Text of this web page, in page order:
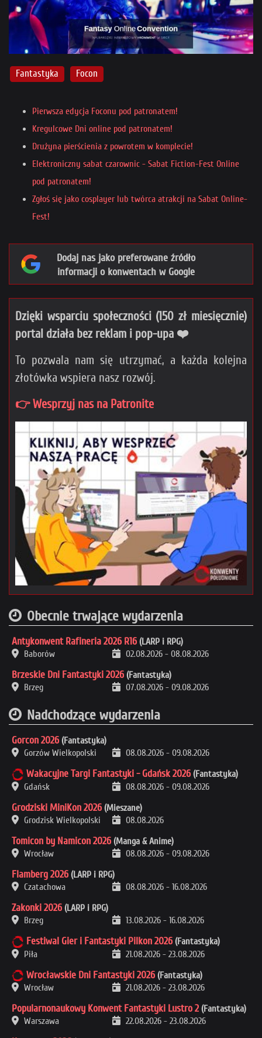
Fantastyka Focon
Pierwsza edycja Foconu pod patronatem!
Kregulcowe Dni online pod patronatem!
Drużyna pierścienia z powrotem w komplecie!
Elektroniczny sabat czarownic - Sabat Fiction-Fest Online
pod patronatem!
Zgłoś się jako cosplayer lub twórca atrakcji na Sabat Online-
Fest!
Dodaj nas jako preferowane źródło
informacji o konwentach w Google
Dzięki wsparciu społeczności (150 zł miesięcznie)
portal działa bez reklam i pop-upa ❤️
To pozwala nam się utrzymać, a każda kolejna
złotówka wspiera nasz rozwój.
👉 Wesprzyj nas na Patronite
Obecnie trwające wydarzenia
Antykonwent Rafineria 2026 R16 (LARP i RPG)
Baborów
02.08.2026 - 08.08.2026
Brzeskie Dni Fantastyki 2026 (Fantastyka)
Brzeg
07.08.2026 - 09.08.2026
Nadchodzące wydarzenia
Gorcon 2026 (Fantastyka)
Gorzów Wielkopolski
08.08.2026 - 09.08.2026
Wakacyjne Targi Fantastyki - Gdańsk 2026 (Fantastyka)
Gdańsk
08.08.2026 - 09.08.2026
Grodziski MiniKon 2026 (Mieszane)
Grodzisk Wielkopolski
08.08.2026
Tomicon by Namicon 2026 (Manga & Anime)
Wrocław
08.08.2026 - 09.08.2026
Flamberg 2026 (LARP i RPG)
Czatachowa
08.08.2026 - 16.08.2026
Zakonki 2026 (LARP i RPG)
Brzeg
13.08.2026 - 16.08.2026
Festiwal Gier i Fantastyki Pilkon 2026 (Fantastyka)
Piła
21.08.2026 - 23.08.2026
Wrocławskie Dni Fantastyki 2026 (Fantastyka)
Wrocław
21.08.2026 - 23.08.2026
Popularnonaukowy Konwent Fantastyki Lustro 2 (Fantastyka)
Warszawa
22.08.2026 - 23.08.2026